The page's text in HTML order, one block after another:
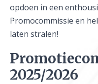
opdoen in een
Promocommissie en
laten stralen!
2025/2026